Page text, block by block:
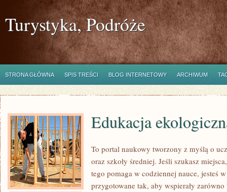
Turystyka, Podróże
STRONA GŁÓWNA SPIS TREŚCI BLOG INTERNETOWY ARCHIWUM
Edukacja
To portal naukowy tworzony z myślą o
oraz szkoły średniej. Jeśli szukasz
tego pomaga w codziennej nauce, jesteś
przygotowane tak, aby wspierały